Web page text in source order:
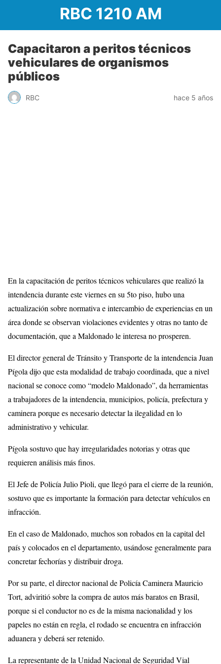
RBC 1210 AM
Capacitaron a peritos técnicos
vehiculares de organismos
públicos
RBC hace 5 años
En la capacitación de peritos técnicos vehiculares que realizó la
intendencia durante este viernes en su 5to piso, hubo una
actualización sobre normativa e intercambio de experiencias en un
área donde se observan violaciones evidentes y otras no tanto de
documentación, que a Maldonado le interesa no prosperen.
El director general de Tránsito y Transporte de la intendencia Juan
Pígola dijo que esta modalidad de trabajo coordinada, que a nivel
nacional se conoce como “modelo Maldonado”, da herramientas
a trabajadores de la intendencia, municipios, policía, prefectura y
caminera porque es necesario detectar la ilegalidad en lo
administrativo y vehicular.
Pígola sostuvo que hay irregularidades notorias y otras que
requieren análisis más finos.
El Jefe de Policía Julio Pioli, que llegó para el cierre de la reunión,
sostuvo que es importante la formación para detectar vehículos en
infracción.
En el caso de Maldonado, muchos son robados en la capital del
país y colocados en el departamento, usándose generalmente para
concretar fechorías y distribuir droga.
Por su parte, el director nacional de Policía Caminera Mauricio
Tort, adviritió sobre la compra de autos más baratos en Brasil,
porque si el conductor no es de la misma nacionalidad y los
papeles no están en regla, el rodado se encuentra en infracción
aduanera y deberá ser retenido.
La representante de la Unidad Nacional de Seguridad Vial